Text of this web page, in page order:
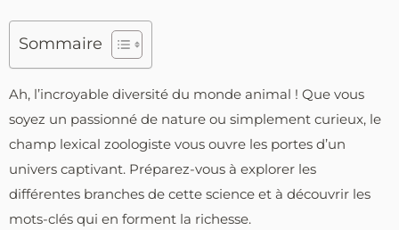
Sommaire
Ah, l’incroyable diversité du monde animal ! Que vous
soyez un passionné de nature ou simplement curieux, le
champ lexical zoologiste vous ouvre les portes d’un
univers captivant. Préparez-vous à explorer les
différentes branches de cette science et à découvrir les
mots-clés qui en forment la richesse.